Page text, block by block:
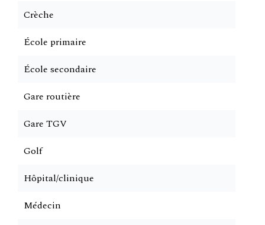
Crèche
École primaire
École secondaire
Gare routière
Gare TGV
Golf
Hôpital/clinique
Médecin